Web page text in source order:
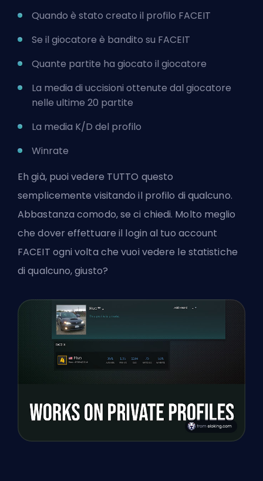
Quando è stato creato il profilo FACEIT
Se il giocatore è bandito su FACEIT
Quante partite ha giocato il giocatore
La media di uccisioni ottenute dal giocatore
nelle ultime 20 partite
La media K/D del profilo
Winrate
Eh già, puoi vedere TUTTO questo
semplicemente visitando il profilo di qualcuno.
Abbastanza comodo, se ci chiedi. Molto meglio
che dover effettuare il login al tuo account
FACEIT ogni volta che vuoi vedere le statistiche
di qualcuno, giusto?